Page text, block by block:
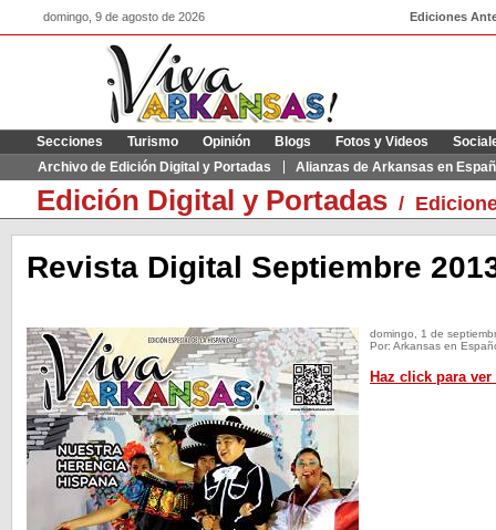
domingo, 9 de agosto de 2026 Ediciones
Secciones Turismo Opinión Blogs Fotos y Videos
Archivo de Edición Digital y Portadas
Alianzas de Arkansas en
Edición Digital y Portadas /
Revista Digital Septiembre
domingo, 1 de
Por: Arkansas en
Haz click para